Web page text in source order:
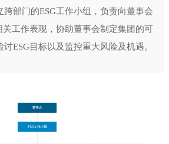
部门的ESG工作小组，负责向董事会
关工作表现，协助董事会制定集团的可
ESG目标以及监控重大风险及机遇。